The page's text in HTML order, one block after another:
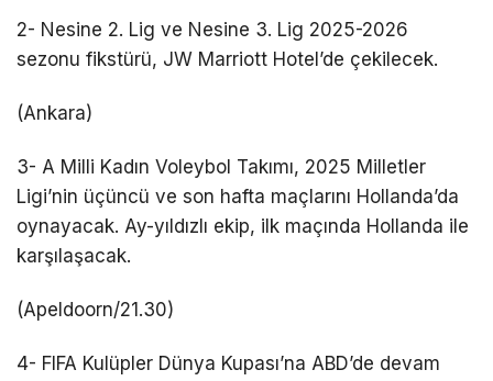
2- Nesine 2. Lig ve Nesine 3. Lig 2025-2026
sezonu fikstürü, JW Marriott Hotel’de çekilecek.
(Ankara)
3- A Milli Kadın Voleybol Takımı, 2025 Milletler
Ligi’nin üçüncü ve son hafta maçlarını Hollanda’da
oynayacak. Ay-yıldızlı ekip, ilk maçında Hollanda ile
karşılaşacak.
(Apeldoorn/21.30)
4- FIFA Kulüpler Dünya Kupası’na ABD’de devam